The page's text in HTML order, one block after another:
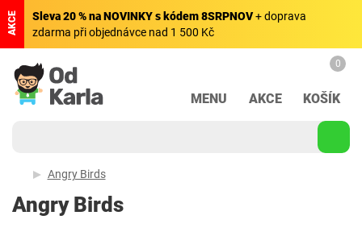
AKCE Sleva 20 % na NOVINKY s kódem 8SRPNOV+ doprava
zdarma při objednávce nad 1 500 Kč
MENU AKCE
0
KOŠÍK
Angry Birds
Angry Birds